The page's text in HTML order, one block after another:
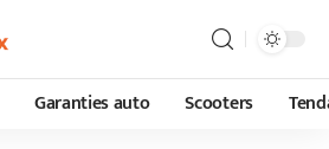
Garanties auto Scooters